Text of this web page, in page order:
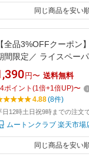
同じ商品を安い
【全品3%OFFクーポン
間限定／ ライスペー
22cm 20枚 有機JAS
ル ハラール エスニッ
の皮 米粉 もちもち ベ
ビーガン 低カロリー ダ
円〜 送料無料
ポイント (1倍+1倍UP)〜
4.88(8件)
日12時土日祝9時までの注文
ムートンクラブ 楽天市場
同じ商品を安い